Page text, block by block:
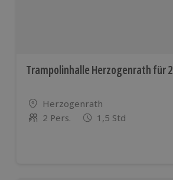
Trampolinhalle Herzogenrath für 2
Standort
Herzogenrath
Anzahl der Teilnehmer
2 Pers. 1,5 Std